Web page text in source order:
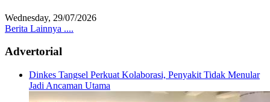
Wednesday, 29/07/2026
Berita Lainnya ....
Advertorial
Dinkes Tangsel Perkuat Kolaborasi, Penyakit Tidak Menular
Jadi Ancaman Utama